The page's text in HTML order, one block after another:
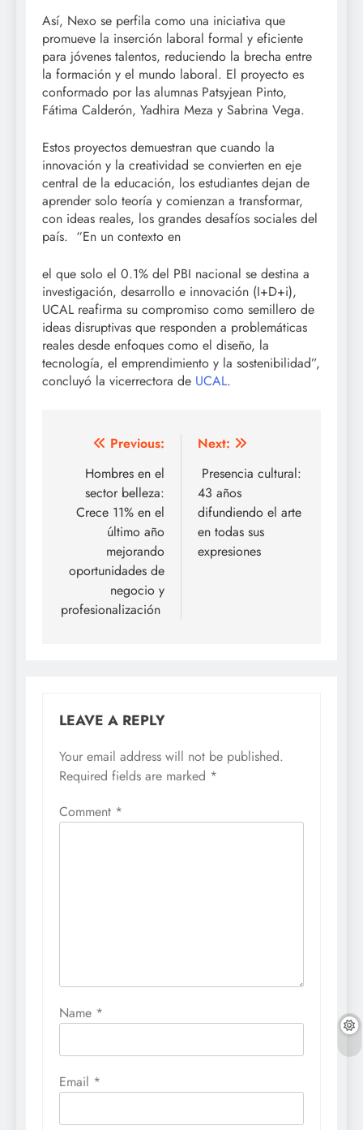
Así, Nexo se perfila como una iniciativa que
promueve la inserción laboral formal y eficiente
para jóvenes talentos, reduciendo la brecha entre
la formación y el mundo laboral. El proyecto es
conformado por las alumnas Patsyjean Pinto,
Fátima Calderón, Yadhira Meza y Sabrina Vega.
Estos proyectos demuestran que cuando la
innovación y la creatividad se convierten en eje
central de la educación, los estudiantes dejan de
aprender solo teoría y comienzan a transformar,
con ideas reales, los grandes desafíos sociales del
país. “En un contexto en
el que solo el 0.1% del PBI nacional se destina a
investigación, desarrollo e innovación (I+D+i),
UCAL reafirma su compromiso como semillero de
ideas disruptivas que responden a problemáticas
reales desde enfoques como el diseño, la
tecnología, el emprendimiento y la sostenibilidad”,
concluyó la vicerrectora de UCAL.
Post
navigation
Previous:
Hombres en el
sector belleza:
Crece 11% en el
último año
mejorando
oportunidades de
negocio y
profesionalización
Next:
Presencia cultural:
43 años
difundiendo el arte
en todas sus
expresiones
LEAVE A REPLY
Your email address will not be published.
Required fields are marked *
Comment *
Name *
Email *